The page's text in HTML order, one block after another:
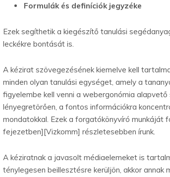
Formulák és definíciók jegyzéke
Ezek segíthetik a kiegészítő tanulási
leckékre bontását is.
A kézirat szövegezésének kiemelve kell
minden olyan tanulási egységet, amely a
figyelembe kell venni a webergonómia
lényegretörően, a fontos információkra
mondatokkal. Ezek a forgatókönyvíró munkáját
fejezetben][Vizkomm] részletesebben írunk.
A kéziratnak a javasolt médiaelemeket is
ténylegesen beillesztésre kerüljön, akkor